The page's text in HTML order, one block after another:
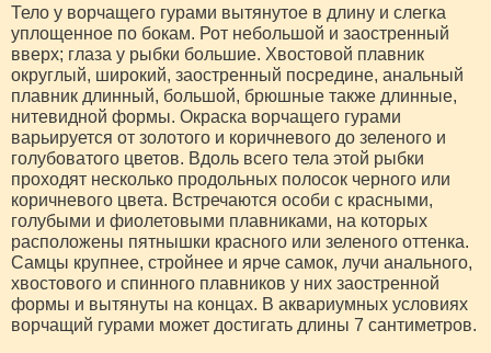
Тело у ворчащего гурами вытянутое в длину и слегка
уплощенное по бокам. Рот небольшой и заостренный
вверх; глаза у рыбки большие. Хвостовой плавник
округлый, широкий, заостренный посредине, анальный
плавник длинный, большой, брюшные также длинные,
нитевидной формы. Окраска ворчащего гурами
варьируется от золотого и коричневого до зеленого и
голубоватого цветов. Вдоль всего тела этой рыбки
проходят несколько продольных полосок черного или
коричневого цвета. Встречаются особи с красными,
голубыми и фиолетовыми плавниками, на которых
расположены пятнышки красного или зеленого оттенка.
Самцы крупнее, стройнее и ярче самок, лучи анального,
хвостового и спинного плавников у них заостренной
формы и вытянуты на концах. В аквариумных условиях
ворчащий гурами может достигать длины 7 сантиметров.